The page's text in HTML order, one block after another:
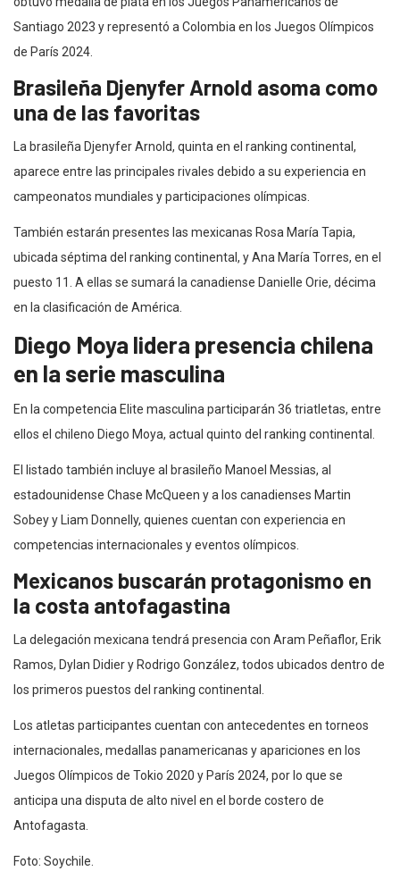
Santiago 2023 y representó a Colombia en los Juegos Olímpicos
de París 2024.
Brasileña Djenyfer Arnold asoma como
una de las favoritas
La brasileña Djenyfer Arnold, quinta en el ranking continental,
aparece entre las principales rivales debido a su experiencia en
campeonatos mundiales y participaciones olímpicas.
También estarán presentes las mexicanas Rosa María Tapia,
ubicada séptima del ranking continental, y Ana María Torres, en el
puesto 11. A ellas se sumará la canadiense Danielle Orie, décima
en la clasificación de América.
Diego Moya lidera presencia chilena
en la serie masculina
En la competencia Elite masculina participarán 36 triatletas, entre
ellos el chileno Diego Moya, actual quinto del ranking continental.
El listado también incluye al brasileño Manoel Messias, al
estadounidense Chase McQueen y a los canadienses Martin
Sobey y Liam Donnelly, quienes cuentan con experiencia en
competencias internacionales y eventos olímpicos.
Mexicanos buscarán protagonismo en
la costa antofagastina
La delegación mexicana tendrá presencia con Aram Peñaflor, Erik
Ramos, Dylan Didier y Rodrigo González, todos ubicados dentro de
los primeros puestos del ranking continental.
Los atletas participantes cuentan con antecedentes en torneos
internacionales, medallas panamericanas y apariciones en los
Juegos Olímpicos de Tokio 2020 y París 2024, por lo que se
anticipa una disputa de alto nivel en el borde costero de
Antofagasta.
Foto: Soychile.